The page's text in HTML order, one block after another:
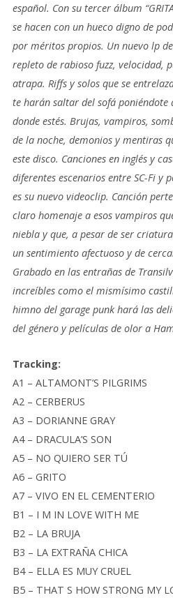
español. Con su tercer álbum
se hacen con un hueco digno de
por méritos propios. Un nuevo lp
repleto de rabioso fuzz, velocidad,
atrapa. Riffs y solos que se
te harán saltar del sofá
donde estés. Brujas, vampiros,
de la noche, demonios y mentiras
este disco. Canciones en inglés y
diferentes escenarios entre SC-Fi y
es su nuevo videoclip. Canción
claro homenaje a esos vampiros
niebla y que, a pesar de ser
un sentimiento afectuoso y de
Grabado en las entrañas de
increíbles como el mismísimo
himno del garage punk hará las
del género y películas de olor a
Tracking:
A1 – ALTAMONT’S PILGRIMS
A2 – CERBERUS
A3 – DORIANNE GRAY
A4 – DRACULA’S SON
A5 – NO QUIERO SER TÚ
A6 – GRITO
A7 – VIVO EN EL CEMENTERIO
B1 – I M IN LOVE WITH ME
B2 – LA BRUJA
B3 – LA EXTRAÑA CHICA
B4 – ELLA ES MUY CRUEL
B5 – THAT S HOW STRONG MY